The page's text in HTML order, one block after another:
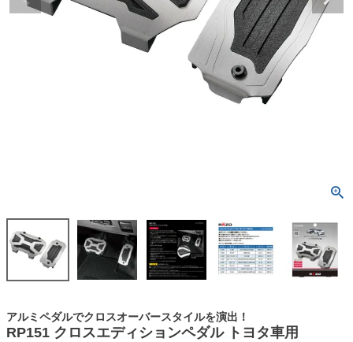
アルミペダルでクロスオーバースタイルを演出！
RP151 クロスエディションペダル トヨタ車用